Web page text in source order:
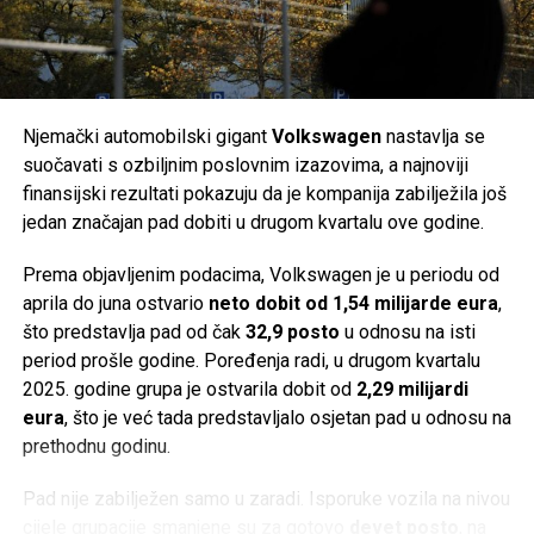
baterija za domaćinstvo. Prihodi su u svega nekoliko
godina gotovo učetverostručeni, ali je širenje finansirano
velikim zaduživanjem i milijunskim investicijama,
Problemi su postali vidljivi već 2022. godine. Kompanija je
postala previše zavisna od Applea, dok su inflacija,
usporavanje svjetske ekonomije, slabija potražnja za
poremećaji u lancima snabdijevanja dodatno pogoršali
poslovanje.
Istovremeno, Vartine baterije za električna vozila nisu
ostvarile očekivani tržišni uspjeh. Njihov jedini poznati
kupac bio jePorsche, a proizvod je ostao ograničen na
manji segment hibridnih automobila.
Ima li Varta budućnost?
Građanima i turistima savjetuje se da prije odlaska na
kupanje prate službene obavijesti lokalnih zavoda za javno
zdravstvo, posebno nakon obilnih kiša, kada postoji veća
mogućnost privremenog mikrobiološkog onečišćenja mora.
Share Post
Share
Tweet Share
Mail
Njemački automobilski gigant Volkswagennastavlja se
suočavati s ozbiljnim poslovnim izazovima, a najnoviji
finansijski rezultati pokazuju da je kompanija zabilježila još
jedan značajan pad dobiti u drugom kvartalu ove godine.
Prema objavljenim podacima, Volkswagen je u periodu od
aprila do juna ostvario neto dobit od 1,54 milijarde eura,
što predstavlja pad od čak 32,9 posto u odnosu na isti
period prošle godine. Poređenja radi, u drugom kvartalu
2025. godine grupa je ostvarila dobit od 2,29 milijardi
eura, što je već tada predstavljalo osjetan pad u odnosu na
prethodnu godinu.
Pad nije zabilježen samo u zaradi. Isporuke vozila na nivou